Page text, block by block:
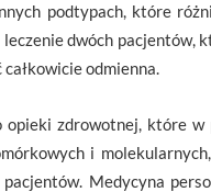
podtypach, które
dwóch pacjentów,
odmienna.
opieki zdrowotnej, które w
i
Medycyna